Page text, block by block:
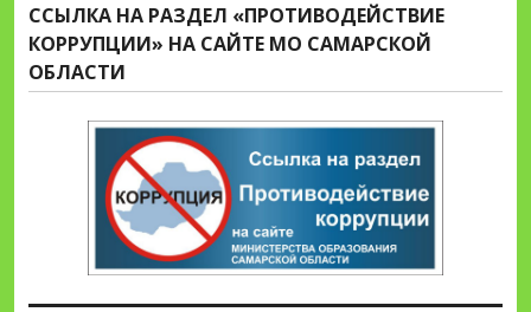
ССЫЛКА НА РАЗДЕЛ «ПРОТИВОДЕЙСТВИЕ
КОРРУПЦИИ» НА САЙТЕ МО САМАРСКОЙ
ОБЛАСТИ